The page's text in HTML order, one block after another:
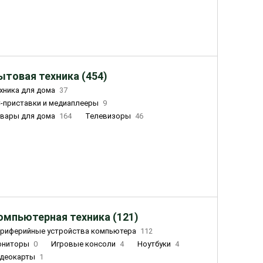
техника (454)
для дома 37
приставки и медиаплееры
9
для дома 164 Телевизоры 46
техника (121)
устройства компьютера 112
0 Игровые консоли 4 Ноутбуки 4
1